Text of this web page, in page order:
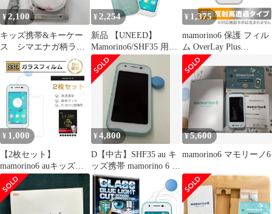
耐衝撃 落下防止 傷防止
汚れ防止
ース 擦り傷防止吸収柔
らかい手触り 1
¥2,100
キッズ携帯&キーケー
ス シマエナガ柄ラミ
¥ 2,254
新品 【UNEED】
Mamorino6/SHF35 用の
スマホケース マモリー
ノ6 用の カバー TPU 超
薄型 全面保護 ケース
ソフト ケース クリア
シリコン 透明 クリア
ケース 耐衝撃 TPU ケ
ース 擦り傷防止吸収柔
らかい手触り
¥ 1,375
mamorino6 保護 フィル
ム OverLay Plus
Premium au キッズ向け
ケータイ マモリーノ シ
ックス アンチグレア 反
射防止 高透過 指紋防止
¥ 1,000
【2枚セット】
mamorino6 auキッズ向
けケータイ専用 マモリ
ーノ シックス 強化ガラ
ス保護フィルム 2.5D 液
晶保護ガラスシート ガ
¥4,800
D【中古】SHF35 au キ
ッズ携帯 mamorino 6 ブ
ルー色
¥5,600
mamorino6 マモリーノ6